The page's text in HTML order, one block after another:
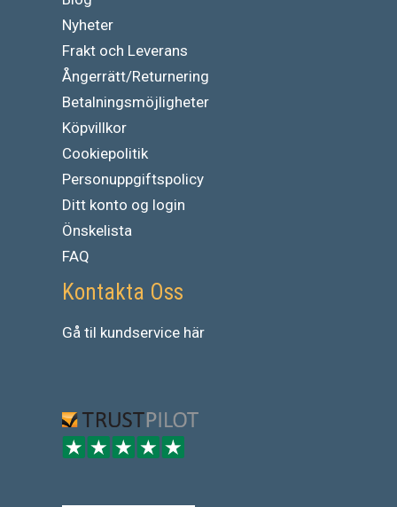
Nyheter
Frakt och Leverans
Ångerrätt/Returnering
Betalningsmöjligheter
Köpvillkor
Cookiepolitik
Personuppgiftspolicy
Ditt konto og login
Önskelista
FAQ
Kontakta Oss
Gå til kundservice här